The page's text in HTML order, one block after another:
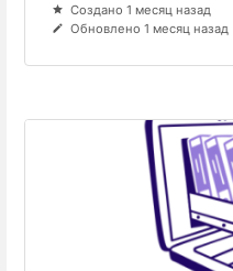
Создано 1 месяц назад
Обновлено 1 месяц назад